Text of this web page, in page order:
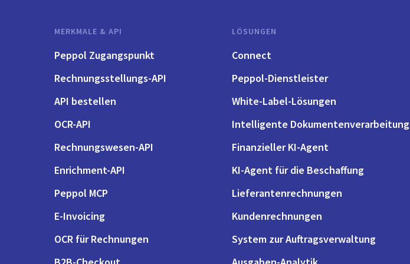
MERKMALE & API
Peppol Zugangspunkt
Rechnungsstellungs-API
API bestellen
OCR-API
Rechnungswesen-API
Enrichment-API
Peppol MCP
E-Invoicing
OCR für Rechnungen
LÖSUNGEN
Connect
Peppol-Dienstleister
White-Label-Lösungen
Intelligente Dokumentenverarbeitung
Finanzieller KI-Agent
KI-Agent für die Beschaffung
Lieferantenrechnungen
Kundenrechnungen
System zur Auftragsverwaltung